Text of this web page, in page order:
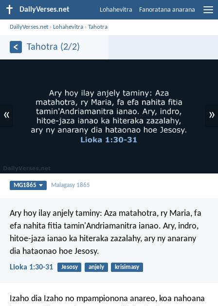
DailyVerses.net Lohahevitra Fanoratana anarana
DailyVerses.net ›Lohahevitra ›Tahotra
Tahotra (2/2)
« »
MG1865 Malagasy 1865
Ary hoy ilay anjely taminy: Aza matahotra, ry Maria, fa
efa nahita fitia tamin'Andriamanitra ianao. Ary, indro,
hitoe-jaza ianao ka hiteraka zazalahy, ary ny anarany
dia hataonao hoe Jesosy.
Lioka 1:30-31 Jesosy anjely krisimasy
Izaho dia Izaho no mpampionona anareo, koa nahoana